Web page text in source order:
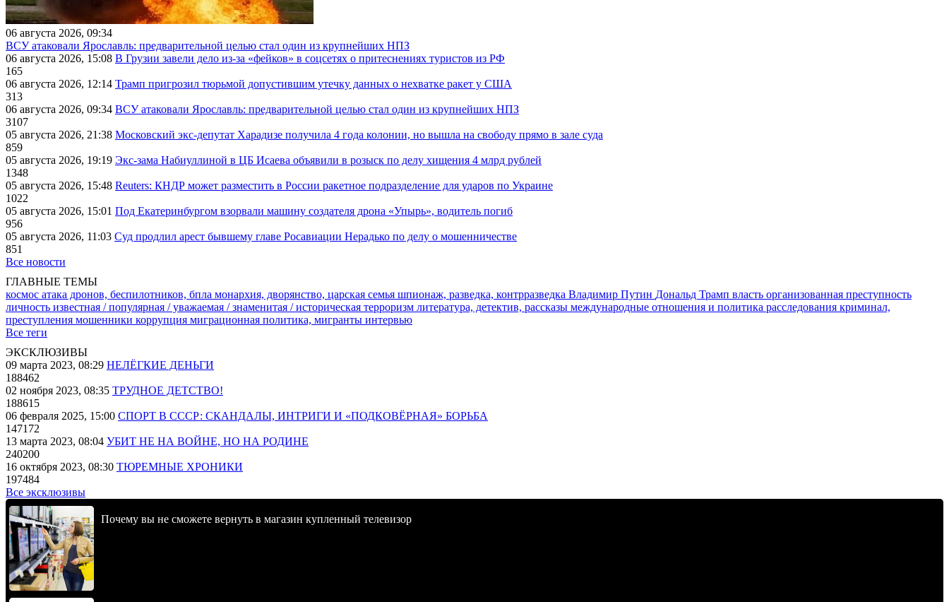
06 августа 2026, 09:34
ВСУ атаковали Ярославль: предварительной целью стал один из крупнейших НПЗ
06 августа 2026, 15:08 В Грузии завели дело из-за «фейков» в соцсетях о притеснениях туристов из РФ
165
06 августа 2026, 12:14 Трамп пригрозил тюрьмой допустившим утечку данных о нехватке ракет у США
313
06 августа 2026, 09:34 ВСУ атаковали Ярославль: предварительной целью стал один из крупнейших НПЗ
3107
05 августа 2026, 21:38 Московский экс-депутат Харадизе получила 4 года колонии, но вышла на свободу прямо в зале суда
859
05 августа 2026, 19:19 Экс-зама Набиуллиной в ЦБ Исаева объявили в розыск по делу хищения 4 млрд рублей
1348
05 августа 2026, 15:48 Reuters: КНДР может разместить в России ракетное подразделение для ударов по Украине
1022
05 августа 2026, 15:01 Под Екатеринбургом взорвали машину создателя дрона «Упырь», водитель погиб
956
05 августа 2026, 11:03 Суд продлил арест бывшему главе Росавиации Нерадько по делу о мошенничестве
851
Все новости
ГЛАВНЫЕ ТЕМЫ
космос атака дронов, беспилотников, бпла монархия, дворянство, царская семья шпионаж, разведка, контрразведка Владимир Путин Дональд Трамп власть организованная преступность
личность известная / популярная / уважаемая / знаменитая / историческая терроризм литература, детектив, рассказы международные отношения и политика расследования криминал,
преступления мошенники коррупция миграционная политика, мигранты интервью
Все теги
ЭКСКЛЮЗИВЫ
09 марта 2023, 08:29 НЕЛЁГКИЕ ДЕНЬГИ
188462
02 ноября 2023, 08:35 ТРУДНОЕ ДЕТСТВО!
188615
06 февраля 2025, 15:00 СПОРТ В СССР: СКАНДАЛЫ, ИНТРИГИ И «ПОДКОВЁРНАЯ» БОРЬБА
147172
13 марта 2023, 08:04 УБИТ НЕ НА ВОЙНЕ, НО НА РОДИНЕ
240200
16 октября 2023, 08:30 ТЮРЕМНЫЕ ХРОНИКИ
197484
Все эксклюзивы
Почему вы не сможете вернуть в магазин купленный телевизор